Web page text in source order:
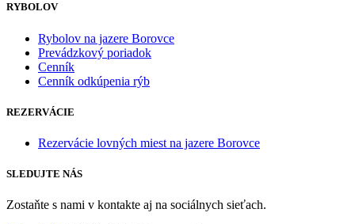
RYBOLOV
Rybolov na jazere Borovce
Prevádzkový poriadok
Cenník
Cenník odkúpenia rýb
REZERVÁCIE
Rezervácie lovných miest na jazere Borovce
SLEDUJTE NÁS
Zostaňte s nami v kontakte aj na sociálnych sieťach.